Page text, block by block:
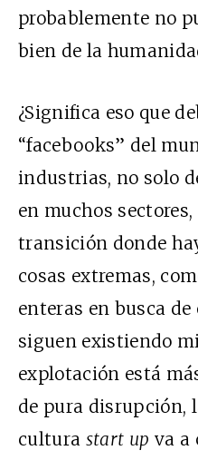
probablemente no
bien de la
¿Significa eso que
“facebooks” del
industrias, no solo
en muchos
transición donde
cosas extremas,
enteras en busca
siguen existiendo
explotación está
de pura disrupción,
cultura start up va a